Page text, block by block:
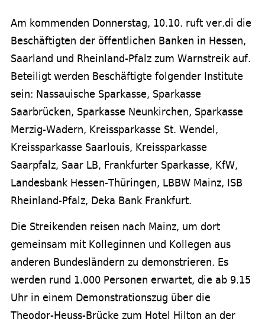
Am kommenden Donnerstag, 10.10. ruft ver.di die
Beschäftigten der öffentlichen Banken in Hessen,
Saarland und Rheinland-Pfalz zum Warnstreik auf.
Beteiligt werden Beschäftigte folgender Institute
sein: Nassauische Sparkasse, Sparkasse
Saarbrücken, Sparkasse Neunkirchen, Sparkasse
Merzig-Wadern, Kreissparkasse St. Wendel,
Kreissparkasse Saarlouis, Kreissparkasse
Saarpfalz, Saar LB, Frankfurter Sparkasse, KfW,
Landesbank Hessen-Thüringen, LBBW Mainz, ISB
Rheinland-Pfalz, Deka Bank Frankfurt.
Die Streikenden reisen nach Mainz, um dort
gemeinsam mit Kolleginnen und Kollegen aus
anderen Bundesländern zu demonstrieren. Es
werden rund 1.000 Personen erwartet, die ab 9.15
Uhr in einem Demonstrationszug über die
Theodor-Heuss-Brücke zum Hotel Hilton an der